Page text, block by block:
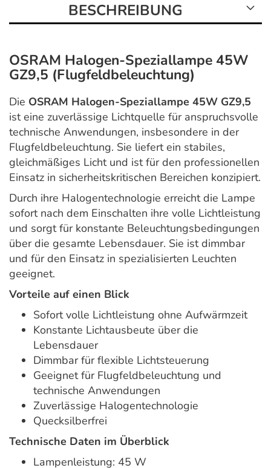
BESCHREIBUNG
OSRAM Halogen-Speziallampe 45W
GZ9,5 (Flugfeldbeleuchtung)
Die OSRAM Halogen-Speziallampe 45W GZ9,5
ist eine zuverlässige Lichtquelle für anspruchsvolle
technische Anwendungen, insbesondere in der
Flugfeldbeleuchtung. Sie liefert ein stabiles,
gleichmäßiges Licht und ist für den professionellen
Einsatz in sicherheitskritischen Bereichen konzipiert.
Durch ihre Halogentechnologie erreicht die Lampe
sofort nach dem Einschalten ihre volle Lichtleistung
und sorgt für konstante Beleuchtungsbedingungen
über die gesamte Lebensdauer. Sie ist dimmbar
und für den Einsatz in spezialisierten Leuchten
geeignet.
Vorteile auf einen Blick
Sofort volle Lichtleistung ohne Aufwärmzeit
Konstante Lichtausbeute über die
Lebensdauer
Dimmbar für flexible Lichtsteuerung
Geeignet für Flugfeldbeleuchtung und
technische Anwendungen
Zuverlässige Halogentechnologie
Quecksilberfrei
Technische Daten im Überblick
Lampenleistung: 45 W